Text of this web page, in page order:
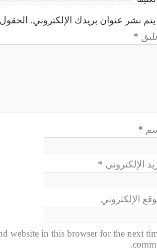
نشر عنوان بريدك الإلكتروني.
*
*
الإلكتروني *
الإلكتروني
website in this browser for the next